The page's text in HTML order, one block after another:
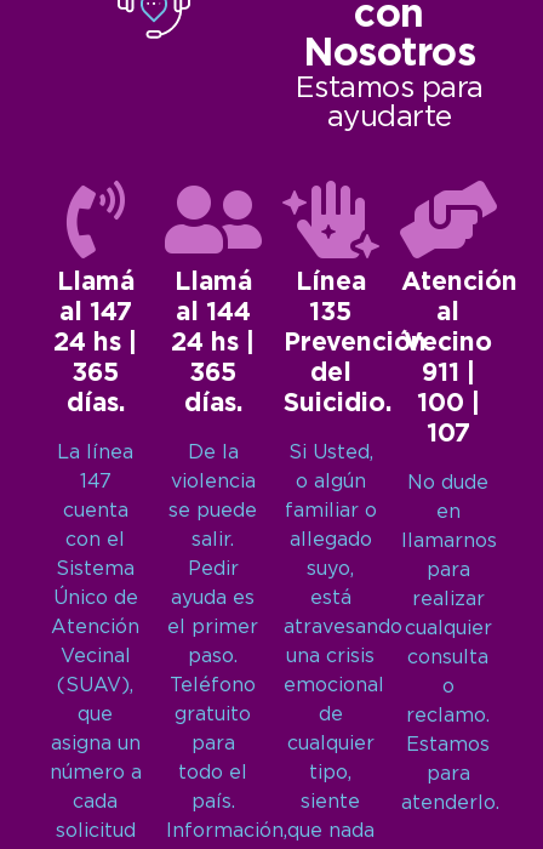
con
Nosotros
Estamos para
ayudarte
Llamá
al 147
24 hs |
365
días.
La línea
147
cuenta
con el
Sistema
Único de
Atención
Vecinal
(SUAV),
que
asigna un
número a
cada
solicitud
Llamá
al 144
24 hs |
365
días.
De la
violencia
se puede
salir.
Pedir
ayuda es
el primer
paso.
Teléfono
gratuito
para
todo el
país.
Información,
Línea
135
Prevención
del
Suicidio.
Si Usted,
o algún
familiar o
allegado
suyo,
está
atravesando
una crisis
emocional
de
cualquier
tipo,
siente
que nada
Atención
al
Vecino
911 |
100 |
107
No dude
en
llamarnos
para
realizar
cualquier
consulta
o
reclamo.
Estamos
para
atenderlo.